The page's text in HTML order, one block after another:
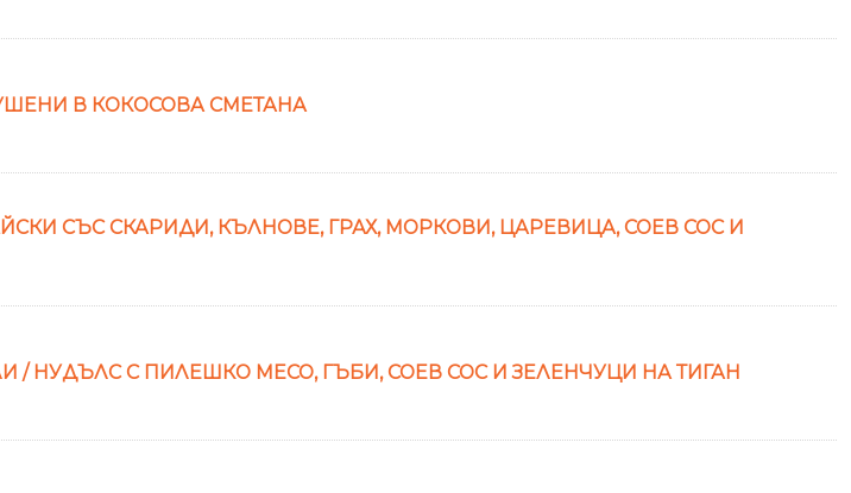
В КОКОСОВА СМЕТАНА
СЪС СКАРИДИ, КЪЛНОВЕ, ГРАХ, МОРКОВИ, ЦАРЕВИЦА, СОЕВ СОС И
НУДЪЛС С ПИЛЕШКО МЕСО, ГЪБИ, СОЕВ СОС И ЗЕЛЕНЧУЦИ НА ТИГАН